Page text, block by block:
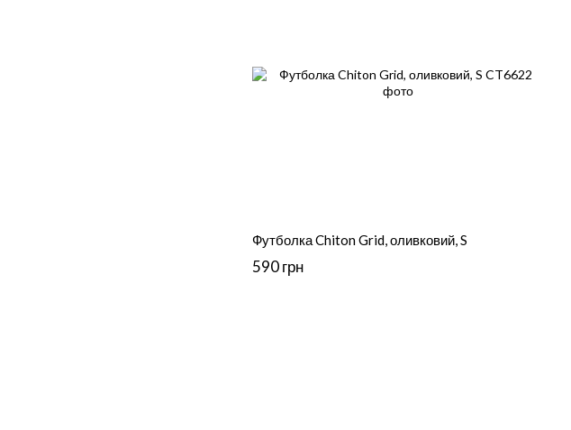
Футболка Chiton Grid, оливковий, S
590 грн